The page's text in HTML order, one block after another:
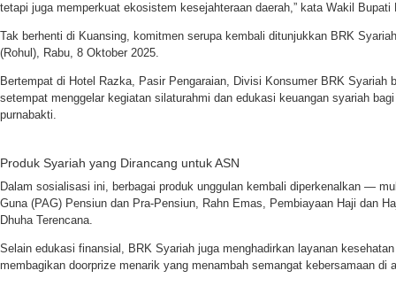
tetapi juga memperkuat ekosistem kesejahteraan daerah,” kata Wakil
Tak berhenti di Kuansing, komitmen serupa kembali ditunjukkan BRK
(Rohul), Rabu, 8 Oktober 2025.
Bertempat di Hotel Razka, Pasir Pengaraian, Divisi Konsumer BRK Syariah
setempat menggelar kegiatan silaturahmi dan edukasi keuangan syariah
purnabakti.
Produk Syariah yang Dirancang untuk ASN
Dalam sosialisasi ini, berbagai produk unggulan kembali diperkenalkan —
Guna (PAG) Pensiun dan Pra-Pensiun, Rahn Emas, Pembiayaan Haji dan
Dhuha Terencana.
Selain edukasi finansial, BRK Syariah juga menghadirkan layanan
membagikan doorprize menarik yang menambah semangat kebersamaan di